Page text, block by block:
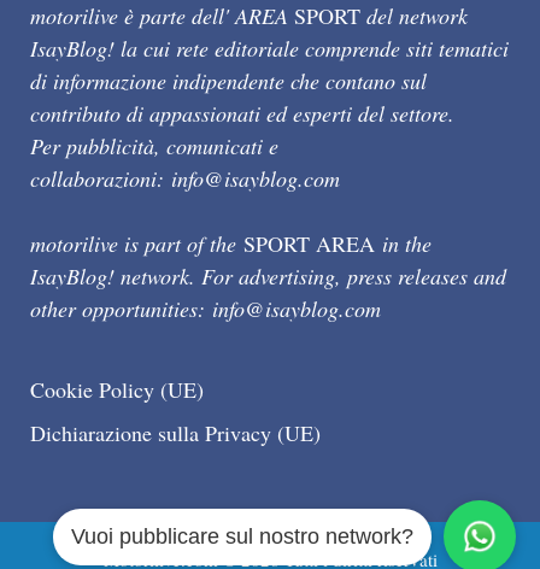
motorilive è parte dell' AREA SPORT del network
IsayBlog! la cui rete editoriale comprende siti tematici
di informazione indipendente che contano sul
contributo di appassionati ed esperti del settore.
Per pubblicità, comunicati e
collaborazioni: info@isayblog.com
motorilive is part of the SPORT AREA in the
IsayBlog! network. For advertising, press releases and
other opportunities: info@isayblog.com
Cookie Policy (UE)
Dichiarazione sulla Privacy (UE)
Motorilive.com © 2026 Tutti i diritti riservati
Vuoi pubblicare sul nostro network?